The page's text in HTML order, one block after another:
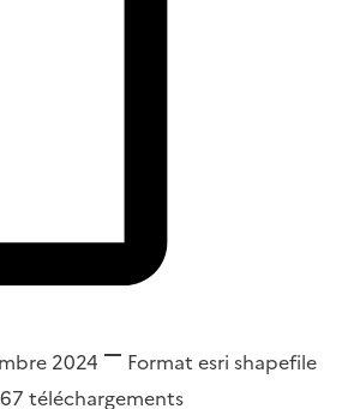
2024 Format esri shapefile
67 téléchargements